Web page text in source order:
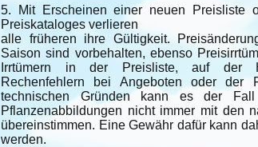
5. Mit Erscheinen einer neuen Preisliste
Preiskataloges verlieren
alle früheren ihre Gültigkeit.
Saison sind vorbehalten, ebenso
Irrtümern in der Preisliste, auf der
Rechenfehlern bei Angeboten oder der
technischen Gründen kann es der
Pflanzenabbildungen nicht immer mit den
übereinstimmen. Eine Gewähr dafür kann
werden.